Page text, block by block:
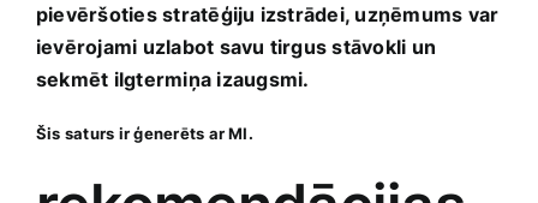
pievēršoties stratēģiju izstrādei, uzņēmums var
ievērojami uzlabot savu tirgus stāvokli un
sekmēt ilgtermiņa ‍izaugsmi.
Šis saturs ir ģenerēts ar MI.